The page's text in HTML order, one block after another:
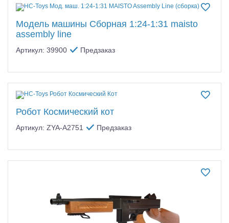
Модель машины Сборная 1:24-1:31 maisto
assembly line
Артикул: 39900 Предзаказ
Робот Космический кот
Артикул: ZYA-A2751 Предзаказ